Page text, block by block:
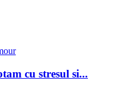
cu stresul si...